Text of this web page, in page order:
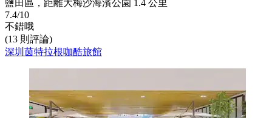
鹽田區，距離大梅沙海濱公園 1.4 公里
7.4/10
不錯哦
(13 則評論)
深圳茵特拉根咖酷旅館